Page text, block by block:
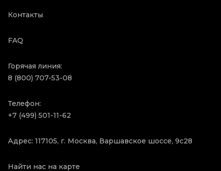
Контакты
FAQ
Горячая линия:
8 (800) 707-53-08
Телефон:
+7 (499) 501-11-62
Адрес: 117105, г. Москва, Варшавское шоссе, 9с28
Найти нас на карте